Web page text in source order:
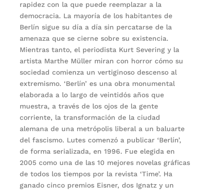
rapidez con la que puede reemplazar a la
democracia. La mayoría de los habitantes de
Berlín sigue su día a día sin percatarse de la
amenaza que se cierne sobre su existencia.
Mientras tanto, el periodista Kurt Severing y la
artista Marthe Müller miran con horror cómo su
sociedad comienza un vertiginoso descenso al
extremismo. ‘Berlín’ es una obra monumental
elaborada a lo largo de veintidós años que
muestra, a través de los ojos de la gente
corriente, la transformación de la ciudad
alemana de una metrópolis liberal a un baluarte
del fascismo. Lutes comenzó a publicar ‘Berlín’,
de forma serializada, en 1996. Fue elegida en
2005 como una de las 10 mejores novelas gráficas
de todos los tiempos por la revista ‘Time’. Ha
ganado cinco premios Eisner, dos Ignatz y un